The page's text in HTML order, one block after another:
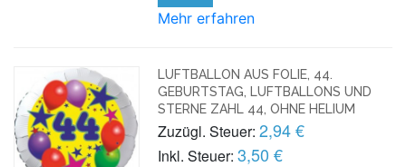
Mehr erfahren
LUFTBALLON AUS FOLIE, 44.
GEBURTSTAG, LUFTBALLONS UND
STERNE ZAHL 44, OHNE HELIUM
Zuzügl. Steuer: 2,94 €
Inkl. Steuer: 3,50 €